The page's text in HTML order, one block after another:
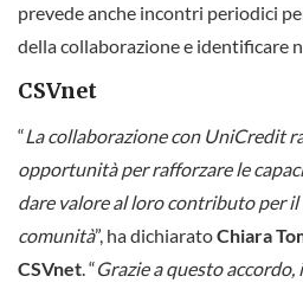
prevede anche incontri periodici
della collaborazione e identificare
CSVnet
“La collaborazione con UniCredit
opportunità per rafforzare le
dare valore al loro contributo per il
comunità”, ha dichiaratoChiara
CSVnet. “Grazie a questo